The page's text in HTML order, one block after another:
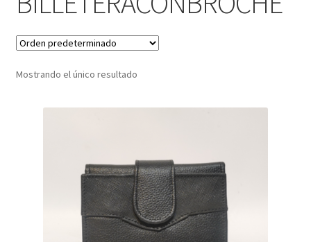
Pisabilletes
sombreros
Mostrando el único resultado